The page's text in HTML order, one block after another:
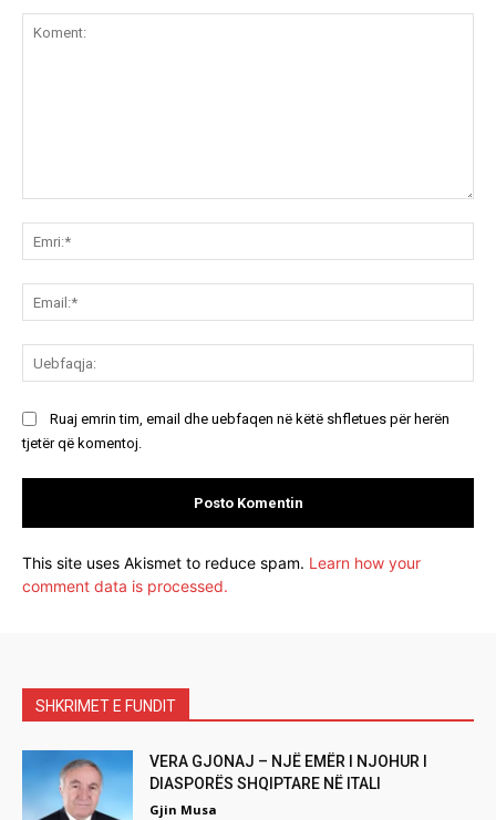
Ruaj emrin tim, email dhe uebfaqen në këtë shfletues për herën
tjetër që komentoj.
This site uses Akismet to reduce spam. Learn how your
comment data is processed.
SHKRIMET E FUNDIT
VERA GJONAJ – NJË EMËR I NJOHUR I
DIASPORËS SHQIPTARE NË ITALI
Gjin Musa